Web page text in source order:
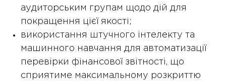
аудиторським групам щодо дій для
покращення цієї якості;
використання штучного інтелекту та
машинного навчання для автоматизації
перевірки фінансової звітності, що
сприятиме максимальному розкриттю